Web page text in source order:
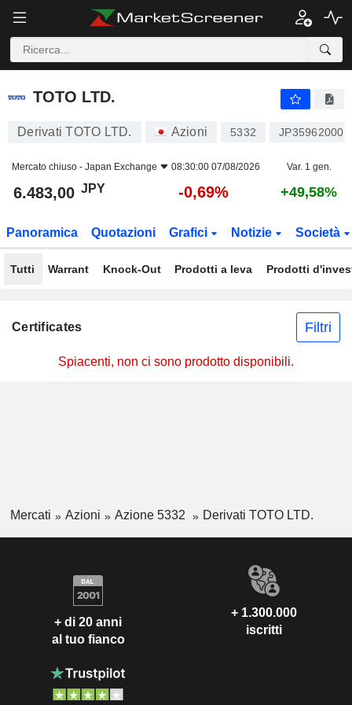
TOTO LTD.
TOTO LTD.
Derivati TOTO LTD. Azioni 5332
Mercato chiuso - Japan Exchange 08:30:00 07/08/2026 Var. 1 gen.
6.483,00 JPY -0,69% +49,58%
Panoramica Quotazioni Grafici Notizie Società
Tutti Warrant Knock-Out Prodotti a leva Prodotti
Certificates Filtri
Spiacenti, non ci sono prodotto disponibili.
Mercati Azioni Azione 5332 Derivati TOTO LTD.
+ di 20 anni
al tuo fianco
+ 1.300.000
iscritti